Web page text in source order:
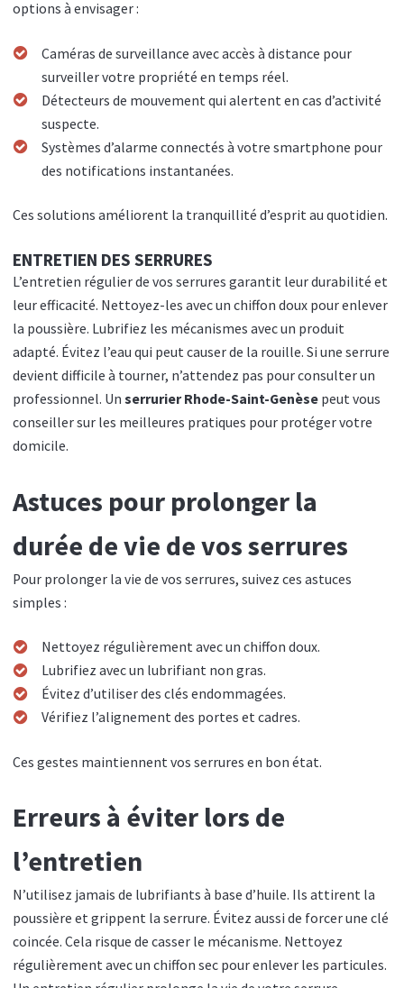
options à envisager :
Caméras de surveillance avec accès à distance pour
surveiller votre propriété en temps réel.
Détecteurs de mouvement qui alertent en cas d’activité
suspecte.
Systèmes d’alarme connectés à votre smartphone pour
des notifications instantanées.
Ces solutions améliorent la tranquillité d’esprit au quotidien.
ENTRETIEN DES SERRURES
L’entretien régulier de vos serrures garantit leur durabilité et
leur efficacité. Nettoyez-les avec un chiffon doux pour enlever
la poussière. Lubrifiez les mécanismes avec un produit
adapté. Évitez l’eau qui peut causer de la rouille. Si une serrure
devient difficile à tourner, n’attendez pas pour consulter un
professionnel. Un serrurier Rhode-Saint-Genèse peut vous
conseiller sur les meilleures pratiques pour protéger votre
domicile.
Astuces pour prolonger la
durée de vie de vos serrures
Pour prolonger la vie de vos serrures, suivez ces astuces
simples :
Nettoyez régulièrement avec un chiffon doux.
Lubrifiez avec un lubrifiant non gras.
Évitez d’utiliser des clés endommagées.
Vérifiez l’alignement des portes et cadres.
Ces gestes maintiennent vos serrures en bon état.
Erreurs à éviter lors de
l’entretien
N’utilisez jamais de lubrifiants à base d’huile. Ils attirent la
poussière et grippent la serrure. Évitez aussi de forcer une clé
coincée. Cela risque de casser le mécanisme. Nettoyez
régulièrement avec un chiffon sec pour enlever les particules.